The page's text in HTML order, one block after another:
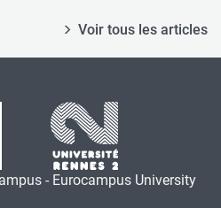
Voir tous les articles